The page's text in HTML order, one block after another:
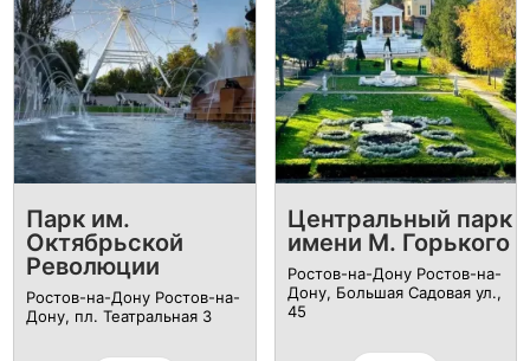
Парк им.
Октябрьской
Революции
Ростов-на-Дону Ростов-на-
Дону, пл. Театральная 3
Центральный парк
имени М. Горького
Ростов-на-Дону Ростов-на-
Дону, Большая Садовая ул.,
45